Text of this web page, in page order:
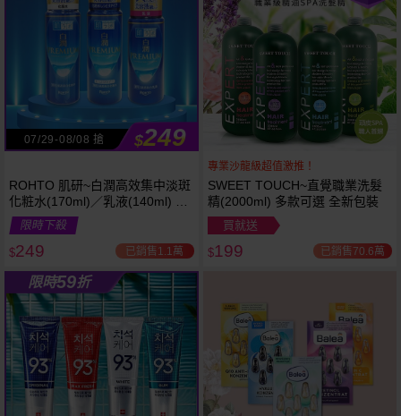
越多越
便宜
07/29-08/08 搶 $249
ROHTO 肌研~白潤高效集中淡斑
化粧水(170ml)／乳液(140ml) 款
式可選
限時下殺
$249 已銷售1.1萬
專業沙龍級超值激推！
SWEET TOUCH~直覺職業洗髮
精(2000ml) 多款可選 全新包裝
買就送
$199 已銷售70.6萬
限時59折